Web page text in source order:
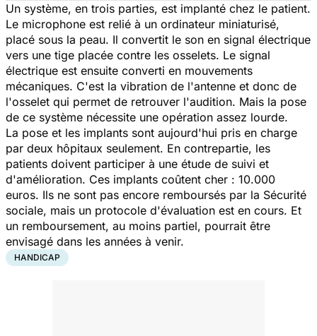
Un système, en trois parties, est implanté chez le patient.
Le microphone est relié à un ordinateur miniaturisé,
placé sous la peau. Il convertit le son en signal électrique
vers une tige placée contre les osselets. Le signal
électrique est ensuite converti en mouvements
mécaniques. C'est la vibration de l'antenne et donc de
l'osselet qui permet de retrouver l'audition. Mais la pose
de ce système nécessite une opération assez lourde.
La pose et les implants sont aujourd'hui pris en charge
par deux hôpitaux seulement. En contrepartie, les
patients doivent participer à une étude de suivi et
d'amélioration. Ces implants coûtent cher : 10.000
euros. Ils ne sont pas encore remboursés par la Sécurité
sociale, mais un protocole d'évaluation est en cours. Et
un remboursement, au moins partiel, pourrait être
envisagé dans les années à venir.
HANDICAP